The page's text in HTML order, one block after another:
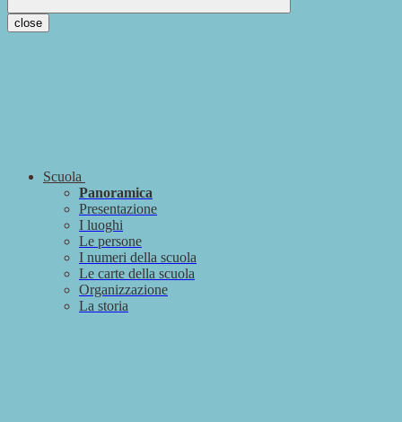
close
Scuola
Panoramica
Presentazione
I luoghi
Le persone
I numeri della scuola
Le carte della scuola
Organizzazione
La storia